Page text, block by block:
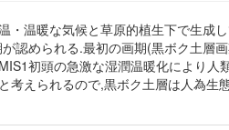
温暖な気候と草原的植生下で生成
認められる.最初の画期(黒ボク土層
初頭の急激な湿潤温暖化により人
えられるので,黒ボク土層は人為生